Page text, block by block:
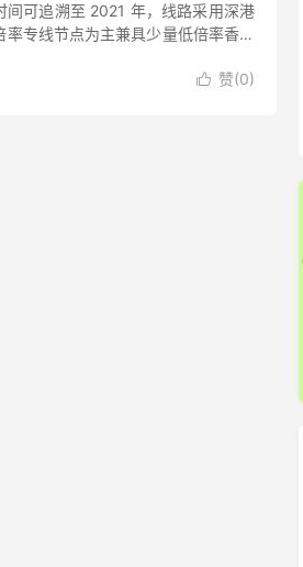
间可追溯至 2021 年，线路采用深港
专线节点为主兼具少量低倍率香港
 赞(0)